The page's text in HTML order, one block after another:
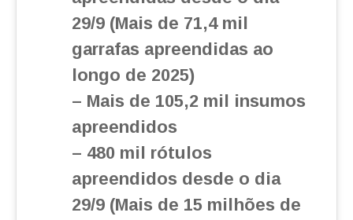
29/9 (Mais de 71,4 mil
garrafas apreendidas ao
longo de 2025)
– Mais de 105,2 mil insumos
apreendidos
– 480 mil rótulos
apreendidos desde o dia
29/9 (Mais de 15 milhões de